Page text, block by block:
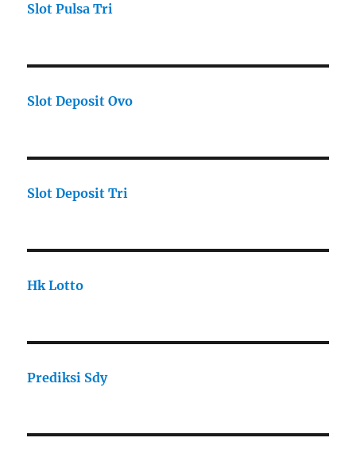
Slot Pulsa Tri
Slot Deposit Ovo
Slot Deposit Tri
Hk Lotto
Prediksi Sdy